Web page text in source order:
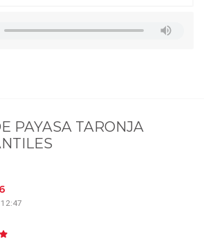
PAYASA TARONJA